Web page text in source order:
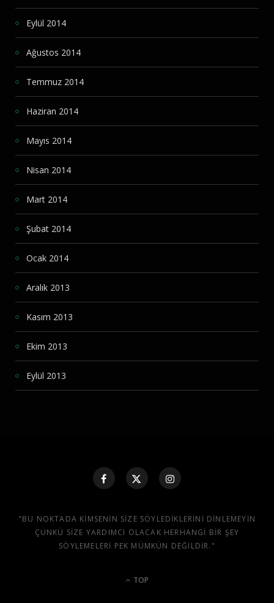
Eylül 2014
Ağustos 2014
Temmuz 2014
Haziran 2014
Mayıs 2014
Nisan 2014
Mart 2014
Şubat 2014
Ocak 2014
Aralık 2013
Kasım 2013
Ekim 2013
Eylül 2013
"BU NOKTADA KIMSENIN SIZE SÖYLEDIKLERINI DINLEMEYIN
ÇÜNKÜ SIZE YARDIMCI OLACAK HERHANGI BIR ŞEY
SÖYLEMELERI PEK MÜMKÜN DEĞILDIR."
TOP